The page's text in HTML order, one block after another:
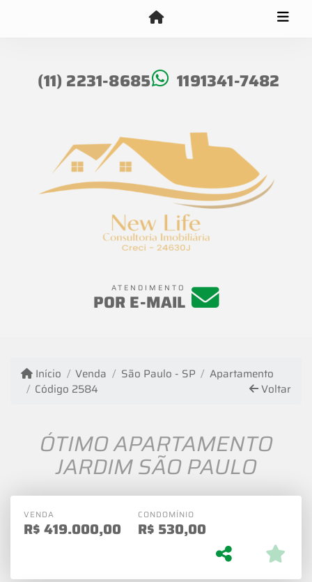
(11) 2231-8685 1191341-7482
ATENDIMENTO
POR E-MAIL
Início Venda São Paulo - SP
Apartamento
Código 2584
Voltar
ÓTIMO APARTAMENTO
JARDIM SÃO PAULO
VENDA
R$419.000,00
CONDOMÍNIO
R$ 530,00